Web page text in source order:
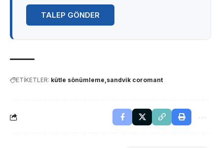
TALEP GÖNDER
ETİKETLER: kütle sönümleme sandvik coromant